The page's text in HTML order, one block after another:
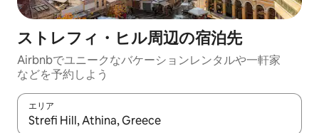
ストレフィ・ヒル⁠周⁠辺⁠の宿⁠泊⁠先
Airbnbでユニークなバ⁠ケ⁠ー⁠シ⁠ョ⁠ンレ⁠ン⁠タ⁠ルや一⁠軒⁠家
な⁠ど⁠を予⁠約⁠し⁠よ⁠う
エリア
検索結果が表示されたら、上下の矢印キーを使って移動するか